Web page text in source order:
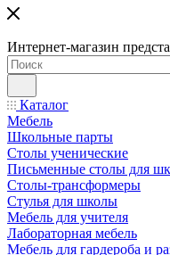
Интернет-магазин
Каталог
Мебель
Школьные парты
Столы ученические
Письменные столы для
Столы-трансформеры
Стулья для школы
Мебель для учителя
Лабораторная мебель
Мебель для гардероба и